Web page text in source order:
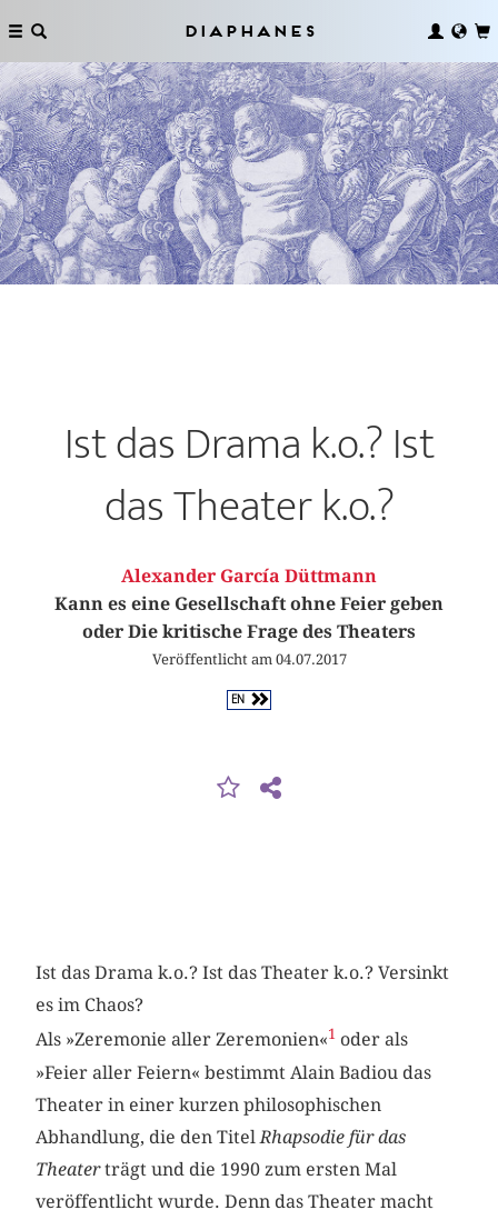
Diaphanes
Ist das Drama k.o.? Ist
das Theater k.o.?
Alexander García Düttmann
Kann es eine Gesellschaft ohne Feier geben
oder Die kritische Frage des Theaters
Veröffentlicht am 04.07.2017
EN
Ist das Drama k.o.? Ist das Theater k.o.? Versinkt
es im Chaos?
Als »Zeremonie aller Zeremonien«1 oder als
»Feier aller Feiern« bestimmt Alain Badiou das
Theater in einer kurzen philosophischen
Abhandlung, die den Titel Rhapsodie für das
Theaterträgt und die 1990 zum ersten Mal
veröffentlicht wurde. Denn das Theater macht